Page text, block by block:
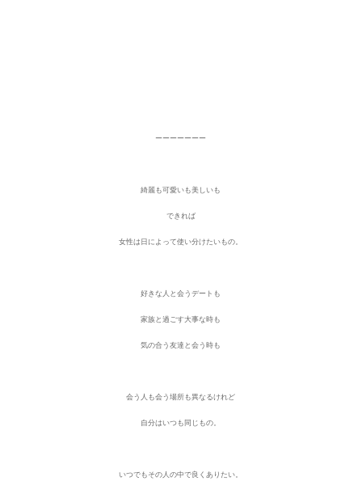
ーーーーーーー
綺麗も可愛いも美しいも
できれば
女性は日によって使い分けたいもの。
好きな人と会うデートも
家族と過ごす大事な時も
気の合う友達と会う時も
会う人も会う場所も異なるけれど
自分はいつも同じもの。
いつでもその人の中で良くありたい。